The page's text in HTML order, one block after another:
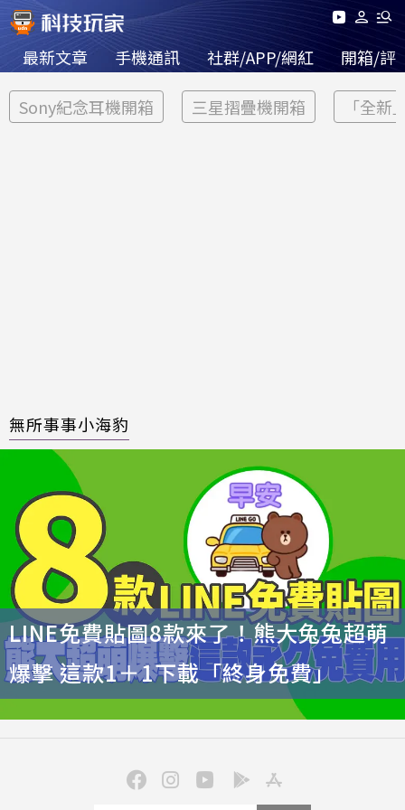
最新文章 手機通訊 社群/APP/網紅 開箱/評
Sony紀念耳機開箱 三星摺疊機開箱 「全新
無所事事小海豹
LINE免費貼圖8款來了！熊大兔兔超萌
爆擊 這款1＋1下載「終身免費」